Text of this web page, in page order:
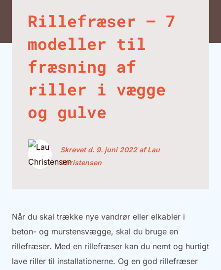
Rillefræser – 7
modeller til
fræsning af
riller i vægge
og gulve
Skrevet d. 9. juni 2022 af Lau
Christensen
Når du skal trække nye vandrør eller elkabler i
beton- og murstensvægge, skal du bruge en
rillefræser. Med en rillefræser kan du nemt og hurtigt
lave riller til installationerne. Og en god rillefræser